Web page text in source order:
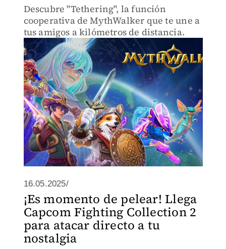
Descubre "Tethering", la función
cooperativa de MythWalker que te une a
tus amigos a kilómetros de distancia.
16.05.2025/
¡Es momento de pelear! Llega
Capcom Fighting Collection 2
para atacar directo a tu
nostalgia